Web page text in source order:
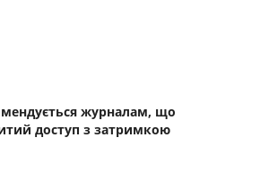
журналам, що
доступ з затримкою